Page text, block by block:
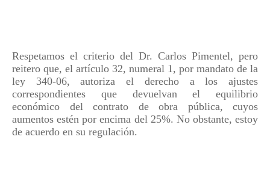
Respetamos el criterio del Dr. Carlos Pimentel, pero
reitero que, el artículo 32, numeral 1, por mandato de la
ley 340-06, autoriza el derecho a los ajustes
correspondientes que devuelvan el equilibrio
económico del contrato de obra pública, cuyos
aumentos estén por encima del 25%. No obstante, estoy
de acuerdo en su regulación.